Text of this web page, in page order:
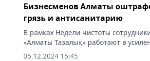
Бизнесменов Алматы
грязь и антисанитарию
В рамках Недели чистоты
«Алматы Тазалық» работают в
режиме, сообщает Vecher.kz.
05.12.2024 15:45